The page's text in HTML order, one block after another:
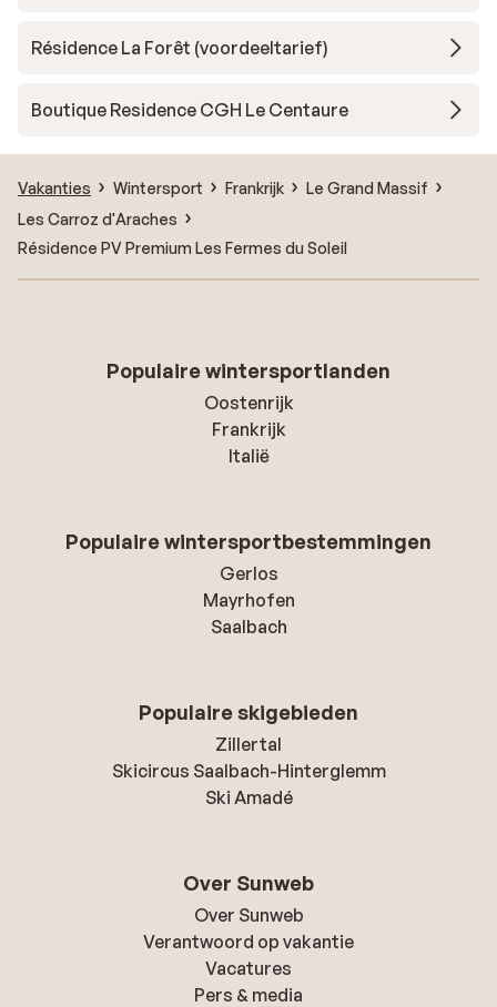
Résidence La Forêt (voordeeltarief)
Boutique Residence CGH Le Centaure
Vakanties Wintersport Frankrijk
Le Grand Massif
Les Carroz d'Araches
Résidence PV Premium Les Fermes du Soleil
Populaire wintersportlanden
Oostenrijk
Frankrijk
Italië
Populaire wintersportbestemmingen
Gerlos
Mayrhofen
Saalbach
Populaire skigebieden
Zillertal
Skicircus Saalbach-Hinterglemm
Ski Amadé
Over Sunweb
Over Sunweb
Verantwoord op vakantie
Vacatures
Pers & media